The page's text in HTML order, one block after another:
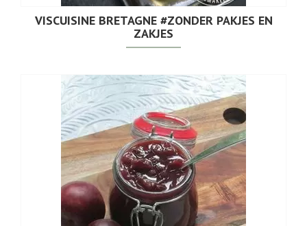
VISCUISINE BRETAGNE #ZONDER PAKJES EN
ZAKJES